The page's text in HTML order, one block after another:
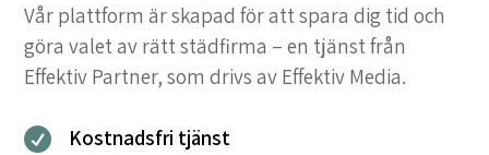
Vår plattform är skapad för att spara dig tid och
göra valet av rätt städfirma – en tjänst från
Effektiv Partner, som drivs av Effektiv Media.
 Kostnadsfri tjänst